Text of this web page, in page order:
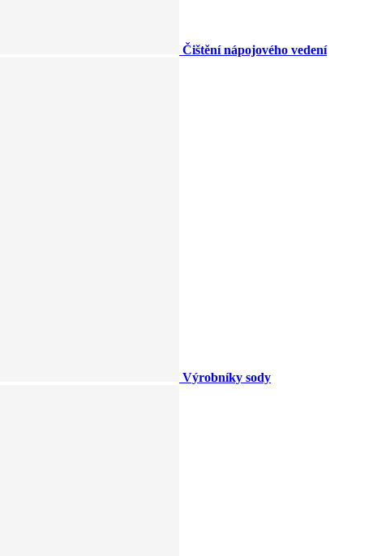
Čištění nápojového vedení
Výrobníky sody